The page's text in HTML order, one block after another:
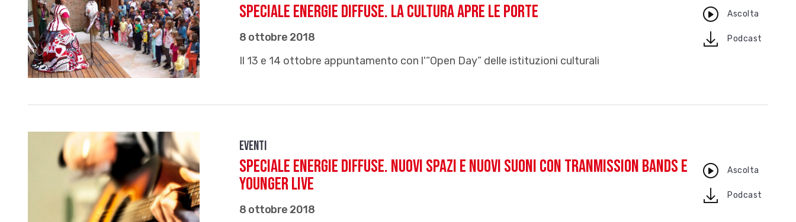
Speciale EnERgie Diffuse. La cultura apre le porte
8 ottobre 2018
Il 13 e 14 ottobre appuntamento con l'“Open Day” delle istituzioni culturali
Ascolta
downloadPodcast
Eventi
Speciale EnERgie Diffuse. Nuovi spazi e nuovi suoni con Tranmission Bands e
Younger Live
8 ottobre 2018
Ascolta
downloadPodcast